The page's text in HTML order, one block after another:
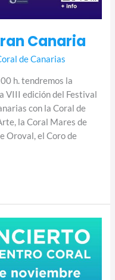
Canaria
de Canarias
h. tendremos la
VIII edición del Festival
con la Coral de
la Coral Mares de
Oroval, el Coro de